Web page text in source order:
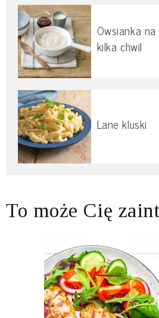
Owsianka
kilka chwil
Lane kluski
To może Cię